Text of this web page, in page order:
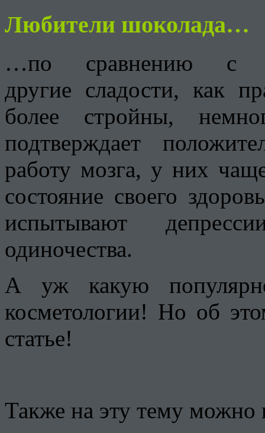
Любители шоколада…
…по сравнению с
другие сладости, как
более стройны,
подтверждает
работу мозга, у них
состояние своего
испытывают
одиночества.
А уж какую
косметологии! Но об
статье!
Также на эту тему можно